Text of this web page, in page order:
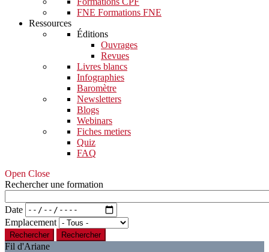
FNE Formations FNE
Ressources
Éditions
Ouvrages
Revues
Livres blancs
Infographies
Baromètre
Newsletters
Blogs
Webinars
Fiches metiers
Quiz
FAQ
Open Close
Rechercher une formation
Date
Emplacement
Rechercher
Fil d'Ariane